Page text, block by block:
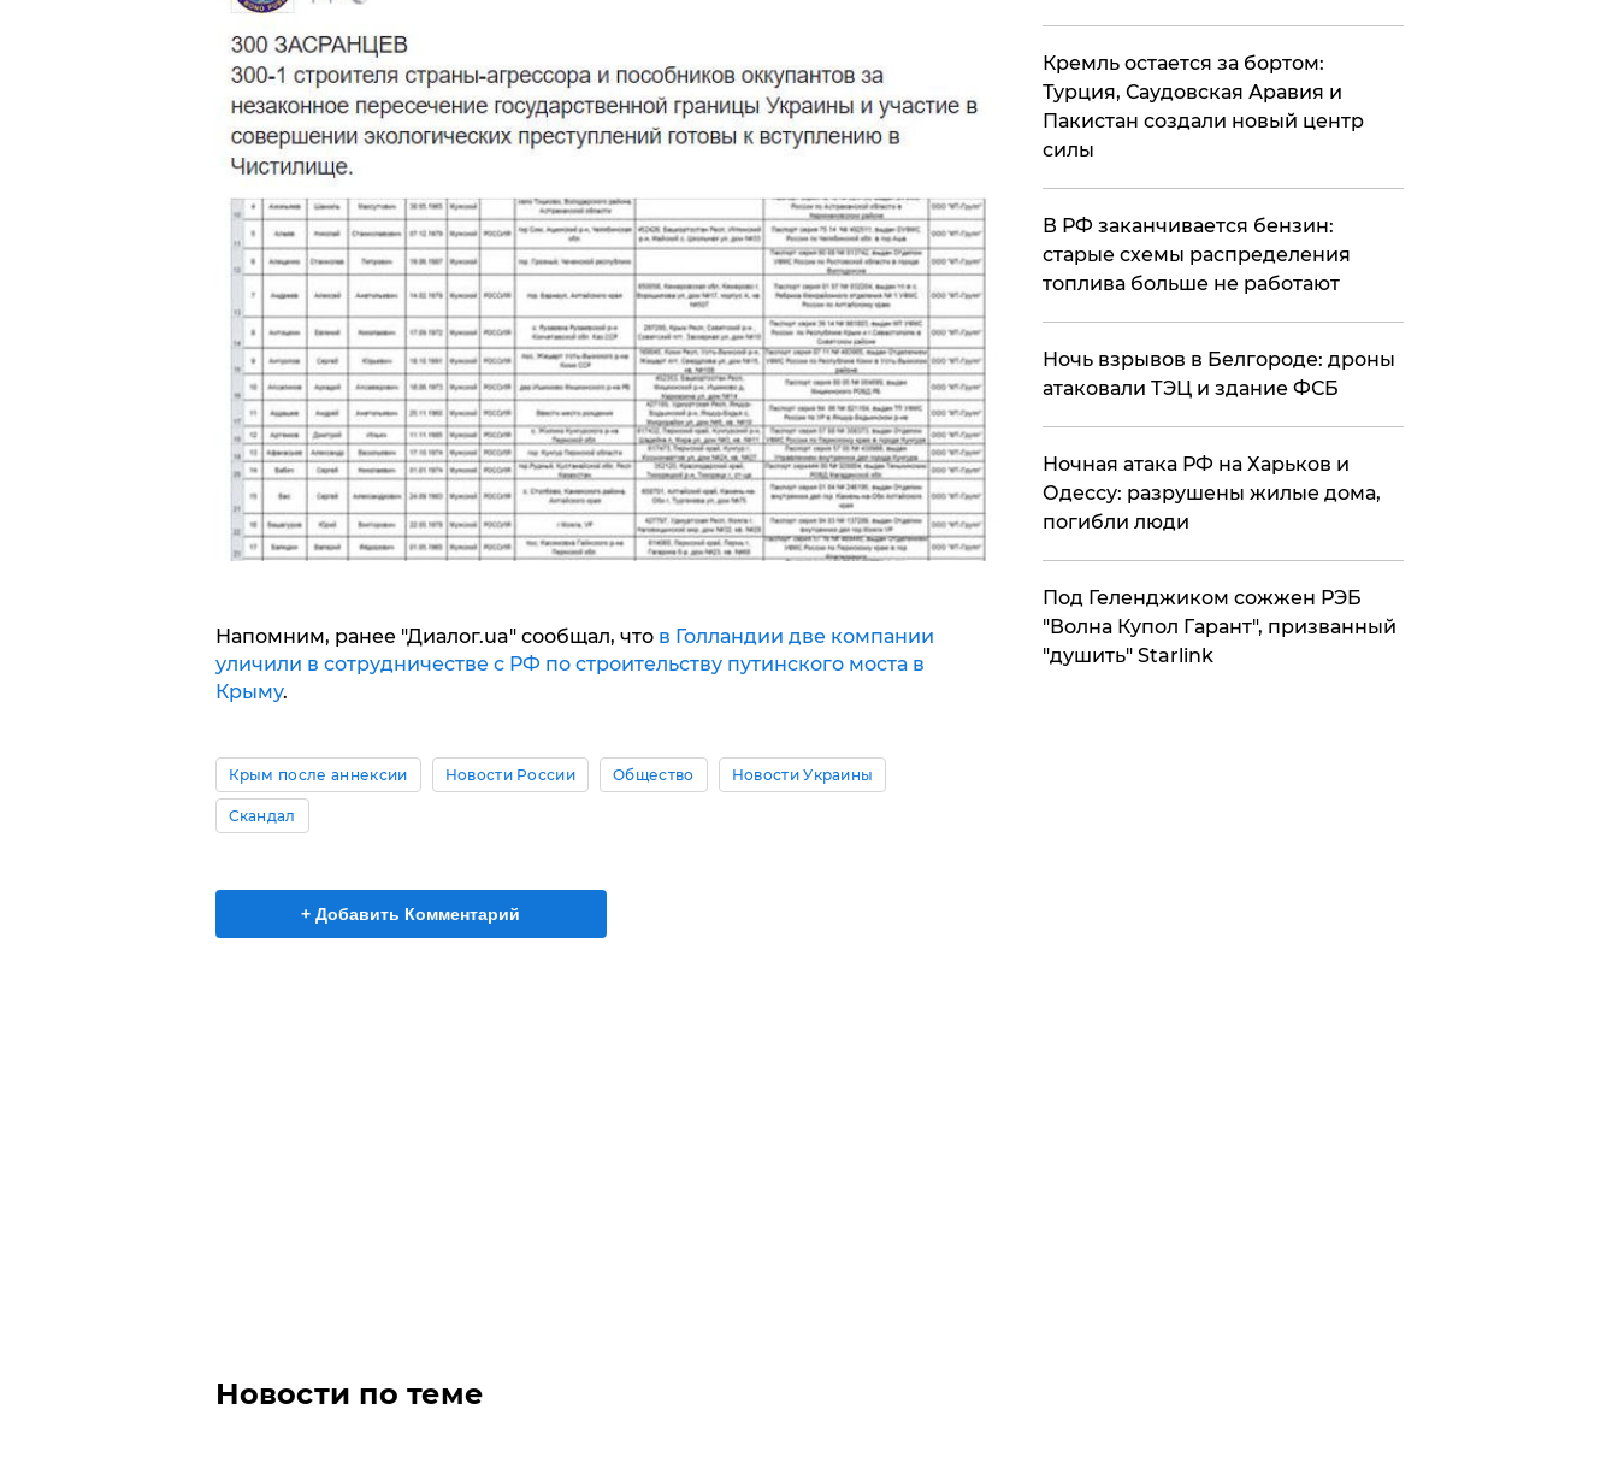
Напомним, ранее "Диалог.ua" сообщал, что в Голландии две компании
уличили в сотрудничестве с РФ по строительству путинского моста в
Крыму.
Крым после аннексии Новости России Общество Новости Украины
Скандал
+ Добавить Комментарий
Новости по теме
​Кремль остается за бортом:
Турция, Саудовская Аравия и
Пакистан создали новый центр
силы
​В РФ заканчивается бензин:
старые схемы распределения
топлива больше не работают
​Ночь взрывов в Белгороде: дроны
атаковали ТЭЦ и здание ФСБ
​Ночная атака РФ на Харьков и
Одессу: разрушены жилые дома,
погибли люди
Под Геленджиком сожжен РЭБ
"Волна Купол Гарант", призванный
"душить" Starlink